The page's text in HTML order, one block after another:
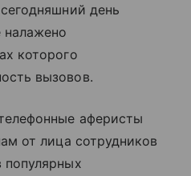
день
налажено
которого
вызовов.
аферисты
от лица сотрудников
популярных